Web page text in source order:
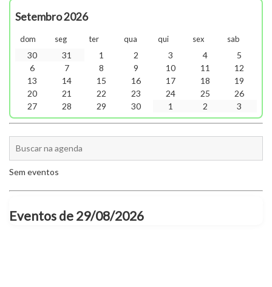
Setembro 2026
dom seg ter qua qui sex sab
30 31 1 2 3 4
5
6
7 8 9 10 11
12
13
14 15 16 17 18
19
20
21 22 23 24 25
26
27
28 29 30 1 2 3
Sem eventos
Eventos de 29/08/2026